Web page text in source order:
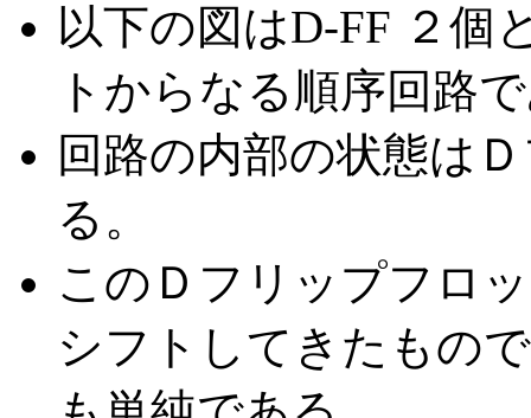
以下の図はD-FF ２個
トからなる順序回路
回路の内部の状態は
る。
このＤフリップフロ
シフトしてきたもの